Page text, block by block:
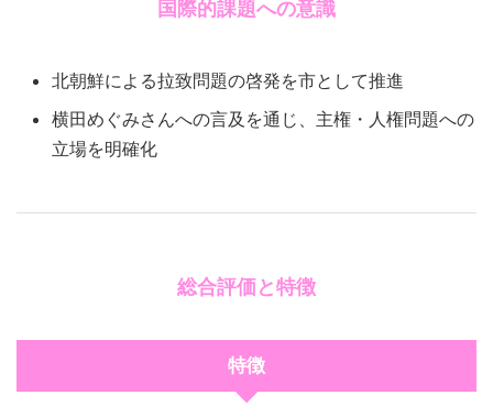
国際的課題への意識
北朝鮮による拉致問題の啓発を市として推進
横田めぐみさんへの言及を通じ、主権・人権問題への
立場を明確化
総合評価と特徴
特徴